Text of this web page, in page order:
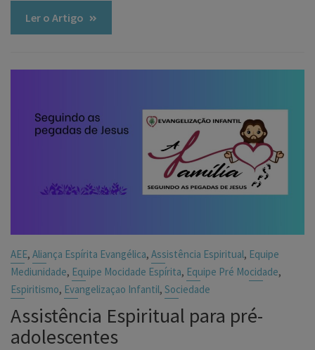
Ler o Artigo
AEE,Aliança Espírita Evangélica,Assistência Espiritual, Equipe
Mediunidade, Equipe Mocidade Espírita, Equipe Pré Mocidade,
Espiritismo, Evangelizaçao Infantil,Sociedade
Assistência Espiritual para pré-
adolescentes